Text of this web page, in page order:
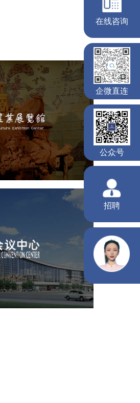
在线咨询
企微直连
公众号
招聘
馆
博物馆展厅设计
设计
企业展厅设计
设计 产品展厅设计
中心
网站建设 网站设计